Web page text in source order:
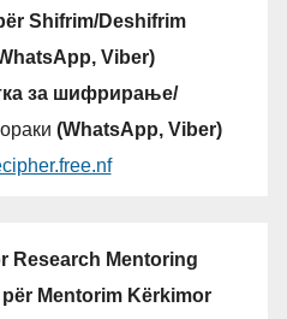
Shifrim/Deshifrim
Viber)
за шифрирање/
(WhatsApp, Viber)
Research Mentoring
Mentorim Kërkimor